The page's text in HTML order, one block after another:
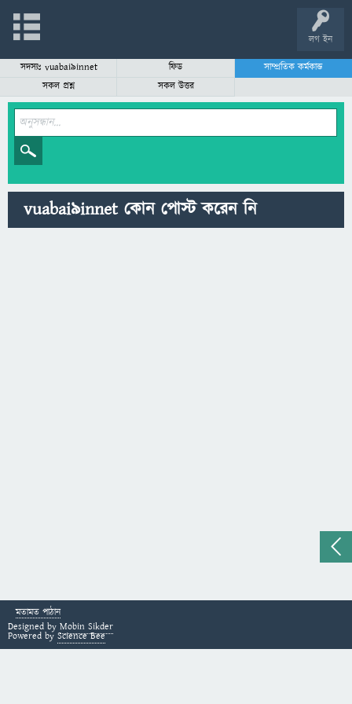
লগ ইন
সদস্যঃ vuabai9innet ফিড
সাম্প্রতিক কর্মকান্ড
সকল প্রশ্ন
সকল উত্তর
vuabai9innet কোন পোস্ট করেন নি
মতামত পাঠান
Designed by Mobin Sikder
Powered by Science Bee